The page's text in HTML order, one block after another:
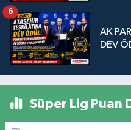
AK
DEV
6
Süper Lig Puan